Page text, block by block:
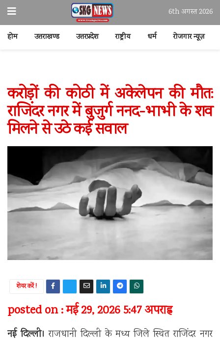
6th अगस्त 2026
होम उत्तराखण्ड उत्तरप्रदेश राष्ट्रीय धर्म रोजगार न्यूज़
करोड़ों की कोठी में अकेलेपन की मौत:
राजिंदर नगर में बुजुर्ग ननद-भाभी के शव
मिलने से उठे कई सवाल
शेयर करें !
posted on : मई 29, 2026 5:47 अपराह्न
नई दिल्ली। राजधानी दिल्ली के मध्य जिले स्थित राजिंदर नगर